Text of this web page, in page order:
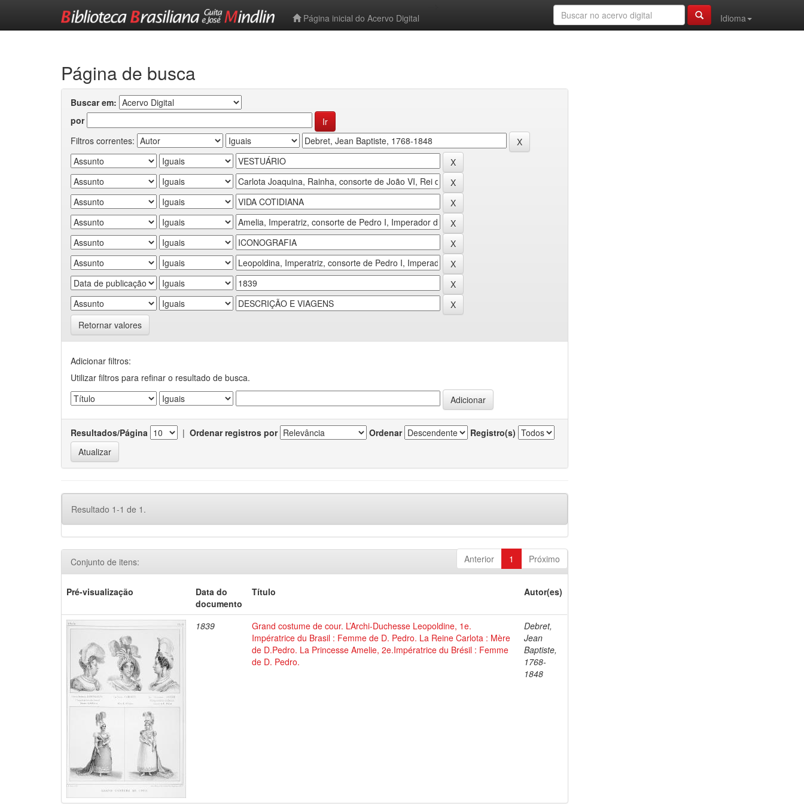
Página inicial do Acervo Digital
Idioma
Página de busca
Buscar em:
por
Filtros correntes:
Retornar valores
Adicionar filtros:
Utilizar filtros para refinar o resultado de busca.
Resultados/Página | Ordenar registros por Ordenar Registro(s)
Resultado 1-1 de 1.
Anterior 1 Próximo
Conjunto de itens:
Pré-visualização
Data do
documento
Título Autor(es)
1839
Grand costume de cour. L’Archi-Duchesse Leopoldine, 1e.
Impératrice du Brasil : Femme de D. Pedro. La Reine Carlota : Mère
de D.Pedro. La Princesse Amelie, 2e.Impératrice du Brésil : Femme
de D. Pedro.
Debret,
Jean
Baptiste,
1768-
1848